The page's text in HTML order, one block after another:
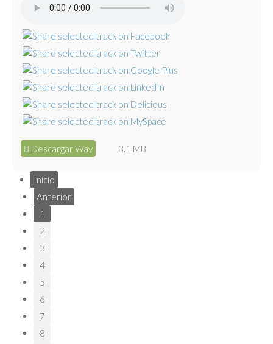
Descargar Wav 3.1 MB
Inicio
Anterior
1
2
3
4
5
6
7
8